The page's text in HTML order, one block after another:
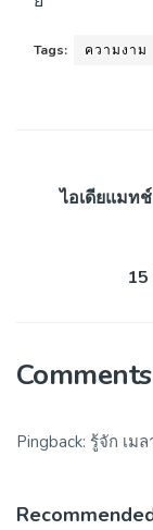
Tags: ความงาม
ไอเดียแมท
Comments
Pingback: รู้จัก เม